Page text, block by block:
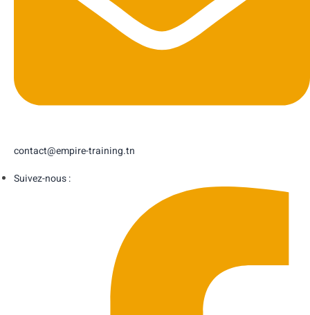
contact@empire-training.tn
Suivez-nous :